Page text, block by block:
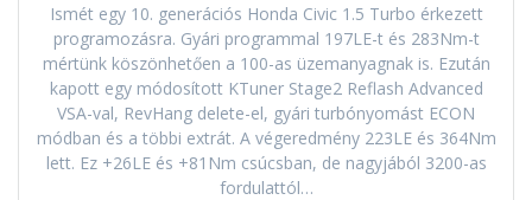
Ismét egy 10. generációs Honda Civic 1.5 Turbo érkezett
programozásra. Gyári programmal 197LE-t és 283Nm-t
mértünk köszönhetően a 100-as üzemanyagnak is. Ezután
kapott egy módosított KTuner Stage2 Reflash Advanced
VSA-val, RevHang delete-el, gyári turbónyomást ECON
módban és a többi extrát. A végeredmény 223LE és 364Nm
lett. Ez +26LE és +81Nm csúcsban, de nagyjából 3200-as
fordulattól…